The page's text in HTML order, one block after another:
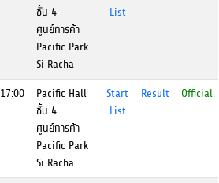
ชั้น 4
ศูนย์การค้า
Pacific Park
Si Racha
List
17:00
Pacific Hall
ชั้น 4
ศูนย์การค้า
Pacific Park
Si Racha
Start
List
Result Official